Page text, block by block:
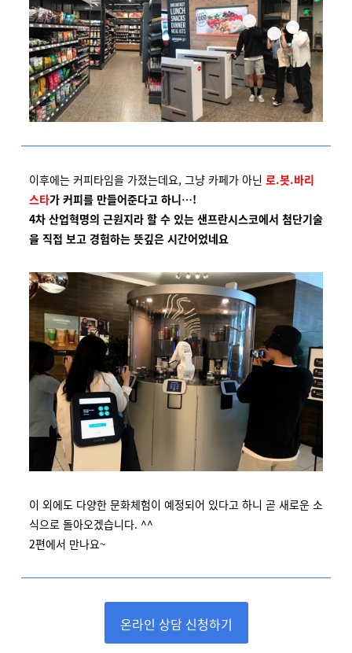
이후에는 커피타임을 가졌는데요, 그냥 카페가 아닌 로.봇.바리
스타가 커피를 만들어준다고 하니…!
4차 산업혁명의 근원지라 할 수 있는 샌프란시스코에서 첨단기술
을 직접 보고 경험하는 뜻깊은 시간어었네요
이 외에도 다양한 문화체험이 예정되어 있다고 하니 곧 새로운 소
식으로 돌아오겠습니다. ^^
2편에서 만나요~
온라인 상담 신청하기